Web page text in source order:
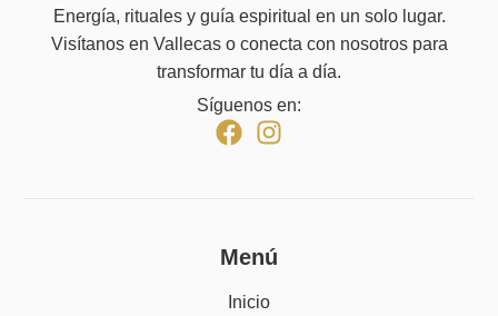
Energía, rituales y guía espiritual en un solo lugar.
Visítanos en Vallecas o conecta con nosotros para
transformar tu día a día.
Síguenos en:
Menú
Inicio